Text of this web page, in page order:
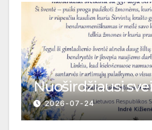
Nuoširdžiausi
2026-07-24